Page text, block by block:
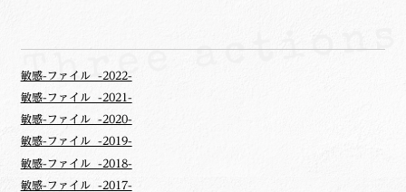
敏感-ファイル -2022-
敏感-ファイル -2021-
敏感-ファイル -2020-
敏感-ファイル -2019-
敏感-ファイル -2018-
敏感-ファイル -2017-